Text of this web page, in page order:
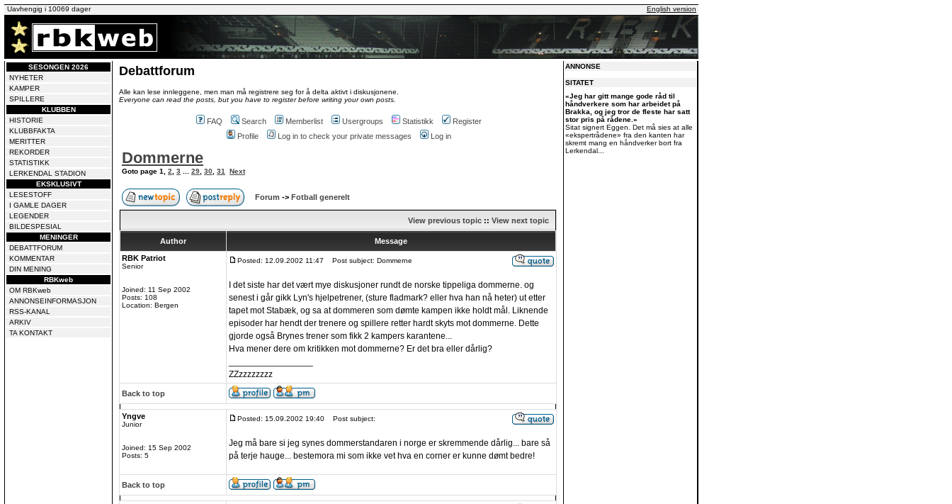
Uavhengig i 10069 dager English version
SESONGEN 2026
NYHETER
KAMPER
SPILLERE
KLUBBEN
HISTORIE
KLUBBFAKTA
MERITTER
REKORDER
STATISTIKK
LERKENDAL STADION
EKSKLUSIVT
LESESTOFF
I GAMLE DAGER
LEGENDER
BILDESPESIAL
MENINGER
DEBATTFORUM
KOMMENTAR
DIN MENING
RBKweb
OM RBKweb
ANNONSEINFORMASJON
RSS-KANAL
ARKIV
TA KONTAKT
Debattforum
Alle kan lese innleggene, men man må registrere seg for å delta aktivt i diskusjonene.
Everyone can read the posts, but you have to register before writing your own posts.
FAQ Search Memberlist Usergroups Statistikk
Register
Profile
Log in to check your private messages Log in
Dommerne
Goto page 1 2 3 29 30 31 Next
Forum -> Fotball generelt
View previous topic :: View next topic
Author
Message
RBK Patriot
Senior
Joined: 11 Sep 2002
Posts: 108
Location: Bergen
Posted: 12.09.2002 11:47 Post subject: Dommerne
I det siste har det vært mye diskusjoner rundt de norske tippeliga dommerne. og
senest i går gikk Lyn's hjelpetrener, (sture fladmark? eller hva han nå heter) ut etter
tapet mot Stabæk, og sa at dommeren som dømte kampen ikke holdt mål. Liknende
episoder har hendt der trenere og spillere retter hardt skyts mot dommerne. Dette
gjorde også Brynes trener som fikk 2 kampers karantene...
Hva mener dere om kritikken mot dommerne? Er det bra eller dårlig?
ZZzzzzzzzz
Back to top
Yngve
Junior
Joined: 15 Sep 2002
Posts: 5
Posted: 15.09.2002 19:40 Post subject:
Jeg må bare si jeg synes dommerstandaren i norge er skremmende dårlig... bare så
på terje hauge... bestemora mi som ikke vet hva en corner er kunne dømt bedre!
Back to top
ANNONSE
SITATET
«Jeg har gitt mange gode råd til
håndverkere som har arbeidet på
Brakka, og jeg tror de fleste har satt
stor pris på rådene.»
Sitat signert Eggen. Det må sies at alle
«ekspertrådene» fra den kanten har
skremt mang en håndverker bort fra
Lerkendal...